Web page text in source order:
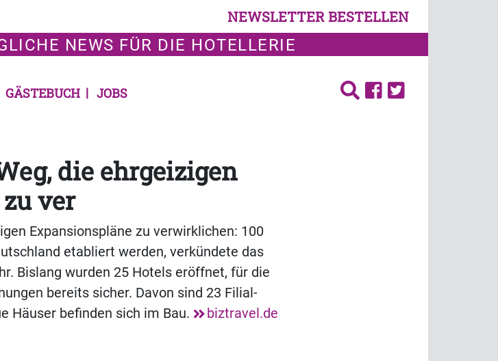
NEWSLETTER BESTELLEN
NEWS FÜR DIE HOTELLERIE
GÄSTEBUCH JOBS
die ehrgeizigen
ver
Expansionspläne zu verwirklichen: 100
etabliert werden, verkündete das
Bislang wurden 25 Hotels eröffnet, für die
bereits sicher. Davon sind 23 Filial-
Häuser befinden sich im Bau.
biztravel.de